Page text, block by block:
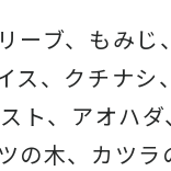
ーブ、もみじ
ス、クチナシ
ト、アオハダ
の木、カツラ